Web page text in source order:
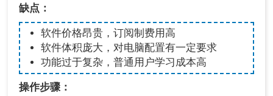
缺点：
软件价格昂贵，订阅制费用高
软件体积庞大，对电脑配置有一定要求
功能过于复杂，普通用户学习成本高
操作步骤：